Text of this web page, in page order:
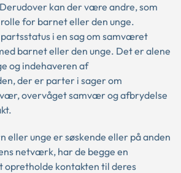
kan der være andre, som
for barnet eller den unge.
i en sag om samværet
barnet eller den unge. Det er alene
og indehaveren af
der er parter i sager om
overvåget samvær og afbrydelse
eller unge er søskende eller på anden
netværk, har de begge en
kontakten til deres